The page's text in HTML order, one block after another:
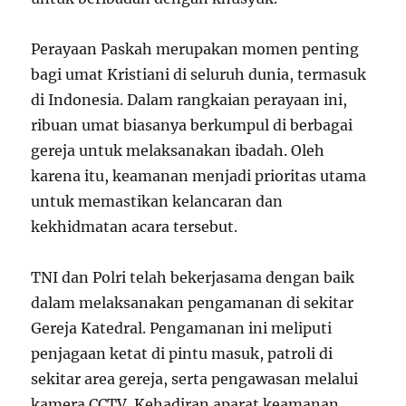
Perayaan Paskah merupakan momen penting
bagi umat Kristiani di seluruh dunia, termasuk
di Indonesia. Dalam rangkaian perayaan ini,
ribuan umat biasanya berkumpul di berbagai
gereja untuk melaksanakan ibadah. Oleh
karena itu, keamanan menjadi prioritas utama
untuk memastikan kelancaran dan
kekhidmatan acara tersebut.
TNI dan Polri telah bekerjasama dengan baik
dalam melaksanakan pengamanan di sekitar
Gereja Katedral. Pengamanan ini meliputi
penjagaan ketat di pintu masuk, patroli di
sekitar area gereja, serta pengawasan melalui